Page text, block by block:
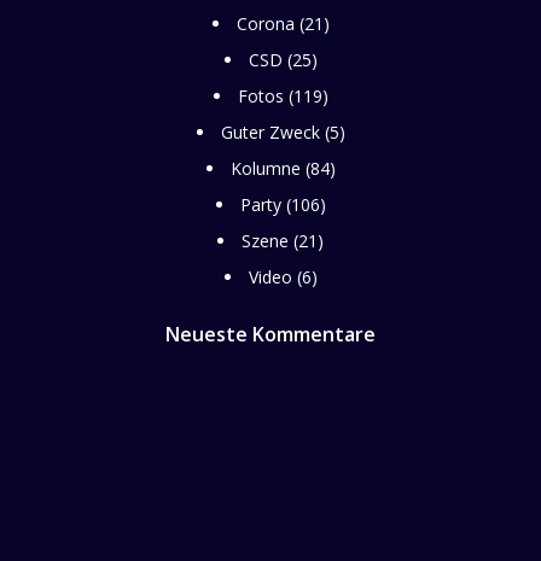
Corona (21)
CSD (25)
Fotos (119)
Guter Zweck(5)
Kolumne (84)
Party(106)
Szene (21)
Video (6)
Neueste Kommentare